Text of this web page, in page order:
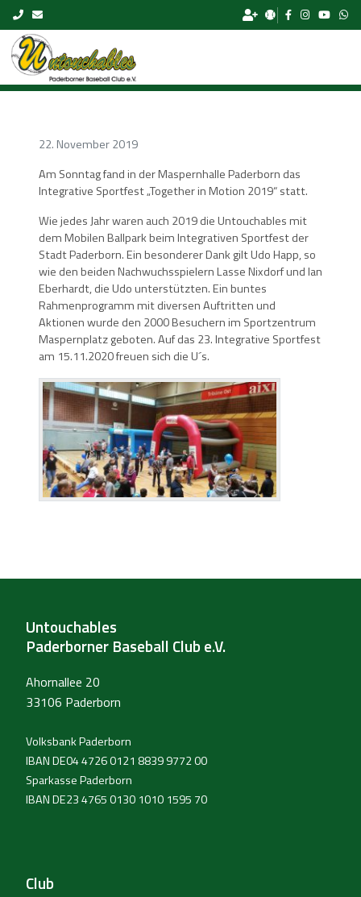
Skip to content
22. November 2019
Am Sonntag fand in der Maspernhalle Paderborn das
Integrative Sportfest „Together in Motion 2019“ statt.
Wie jedes Jahr waren auch 2019 die Untouchables mit
dem Mobilen Ballpark beim Integrativen Sportfest der
Stadt Paderborn. Ein besonderer Dank gilt Udo Happ, so
wie den beiden Nachwuchsspielern Lasse Nixdorf und Ian
Eberhardt, die Udo unterstützten. Ein buntes
Rahmenprogramm mit diversen Auftritten und
Aktionen wurde den 2000 Besuchern im Sportzentrum
Maspernplatz geboten. Auf das 23. Integrative Sportfest
am 15.11.2020 freuen sich die U´s.
Untouchables
Paderborner Baseball Club e.V.
Ahornallee 20
33106 Paderborn
Volksbank Paderborn
IBAN DE04 4726 0121 8839 9772 00
Sparkasse Paderborn
IBAN DE23 4765 0130 1010 1595 70
Club